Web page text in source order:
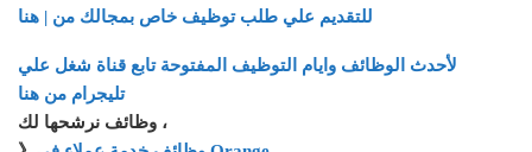
للتقديم علي طلب توظيف خاص بمجالك من | هنا
لأحدث الوظائف وايام التوظيف المفتوحة تابع قناة شغل علي
تليجرام من هنا
وظائف نرشحها لك ،